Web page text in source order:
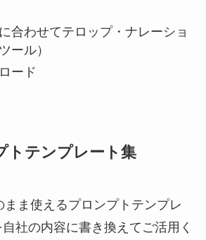
合わせてテロップ・ナレーショ
ール）
ード
トテンプレート集
まま使えるプロンプトテンプレ
社の内容に書き換えてご活用く